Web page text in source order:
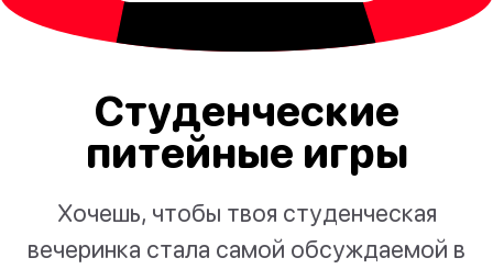
Студенческие
питейные игры
Хочешь, чтобы твоя студенческая
вечеринка стала самой обсуждаемой в